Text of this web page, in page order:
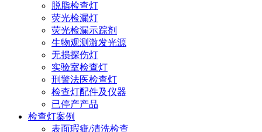
脱脂检查灯
荧光检漏灯
荧光检漏示踪剂
生物观测激发光源
无损探伤灯
实验室检查灯
刑警法医检查灯
检查灯配件及仪器
已停产产品
检查灯案例
表面瑕疵/清洗检查